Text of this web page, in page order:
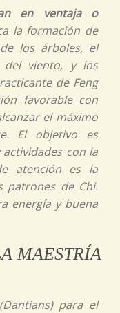
en ventaja o
la formación de
los árboles, el
del viento, y los
de Feng
favorable con
el máximo
El objetivo es
con la
atención es la
patrones de Chi.
energía y buena
MAESTRÍA
para el